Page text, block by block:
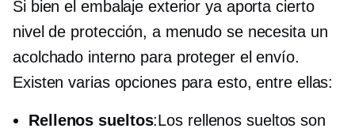
Si bien el embalaje exterior ya aporta cierto
nivel de protección, a menudo se necesita un
acolchado interno para proteger el envío.
Existen varias opciones para esto, entre ellas:
Rellenos sueltos:Los rellenos sueltos son